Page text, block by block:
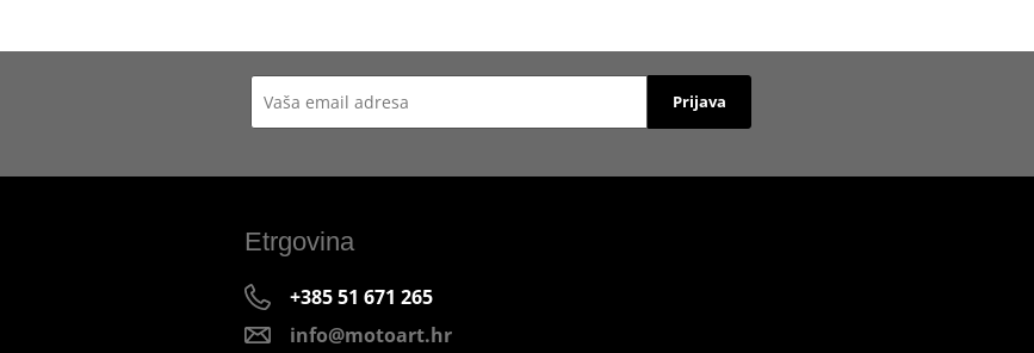
Prijava
Etrgovina
+385 51 671 265
info@motoart.hr